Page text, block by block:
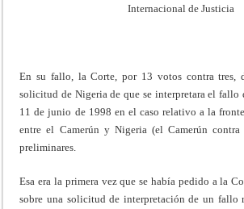
Internacional de Justicia
En su fallo, la Corte, por 13 votos contra tres,
solicitud de Nigeria de que se interpretara el fallo
11 de junio de 1998 en el caso relativo a la
entre el Camerún y Nigeria (el Camerún contra
preliminares.
Esa era la primera vez que se había pedido a la
sobre una solicitud de interpretación de un fallo